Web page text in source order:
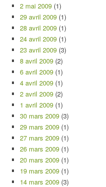
2 mai 2009 (1)
29 avril 2009 (1)
28 avril 2009 (1)
24 avril 2009 (1)
23 avril 2009 (3)
8 avril 2009 (2)
6 avril 2009 (1)
4 avril 2009 (1)
2 avril 2009 (2)
1 avril 2009 (1)
30 mars 2009 (3)
29 mars 2009 (1)
27 mars 2009 (1)
26 mars 2009 (1)
20 mars 2009 (1)
19 mars 2009 (1)
14 mars 2009 (3)